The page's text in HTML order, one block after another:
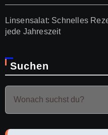
Linsensalat: Schnelles
jede Jahreszeit
Suchen